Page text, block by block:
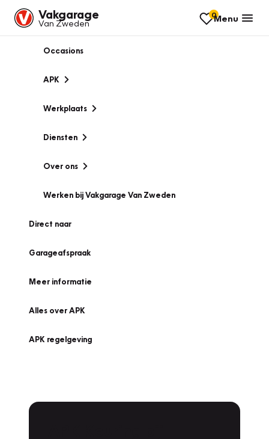
Vakgarage
Van Zweden
0Menu
Occasions
APK
Werkplaats
Diensten
Over ons
Werken bij Vakgarage Van Zweden
Direct naar
Garageafspraak
Meer informatie
Alles over APK
APK regelgeving